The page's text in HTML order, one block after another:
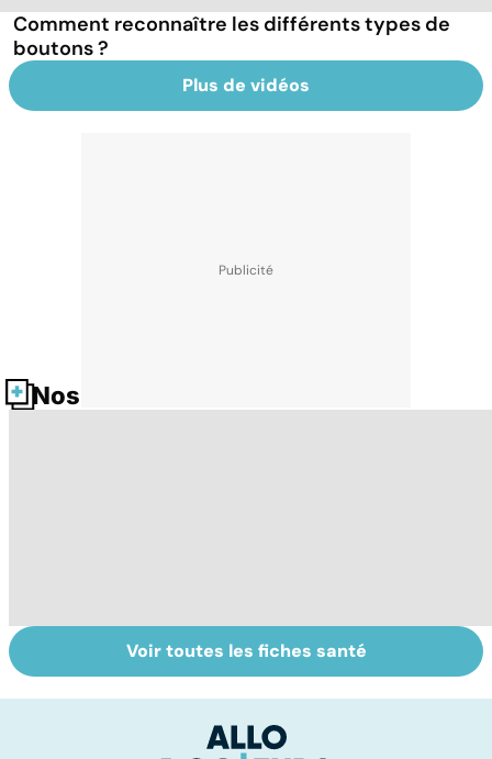
Comment reconnaître les différents types de
boutons ?
Plus de vidéos
Nos fiches santé
Tout savoir sur le
vitiligo
Prurit,
démangeaisons :
peau qui gratte !
Voir toutes les fiches santé